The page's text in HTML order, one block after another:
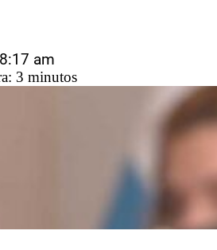
8:17 am
3 minutos